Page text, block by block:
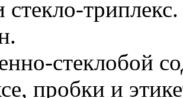
стекло-
стеклобой
пробки и